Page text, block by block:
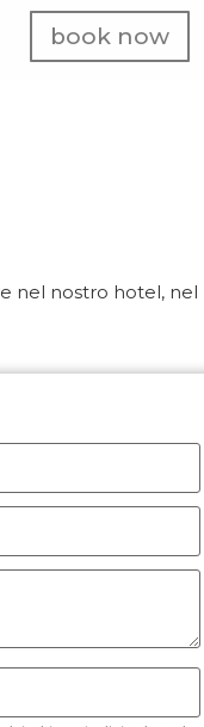
book now
nel nostro hotel, nel